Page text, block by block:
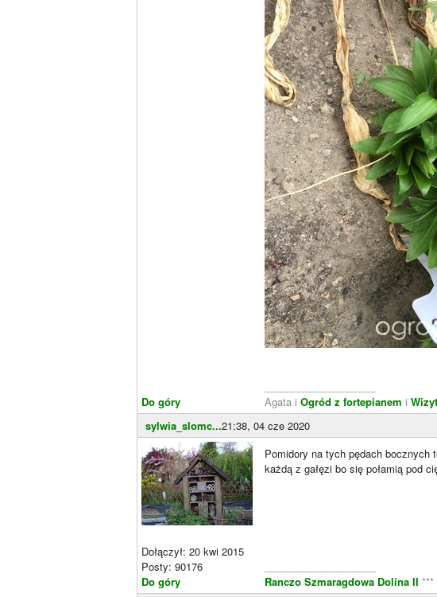
Do góry
Agata i Ogród z fortepianem i
sylwia_slomc...21:38, 04 cze 2020
Dołączył: 20 kwi 2015
Posty: 90176
Do góry
Pomidory na tych pędach bocznych
każdą z gałęzi bo się połamią pod
Ranczo Szmaragdowa Dolina II ***